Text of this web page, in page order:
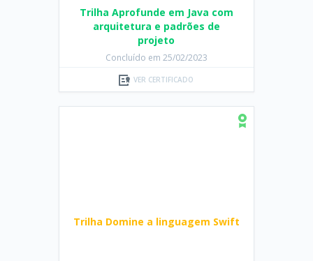
Trilha Aprofunde em Java com
arquitetura e padrões de
projeto
Concluído em 25/02/2023
VER CERTIFICADO
Trilha Domine a linguagem Swift